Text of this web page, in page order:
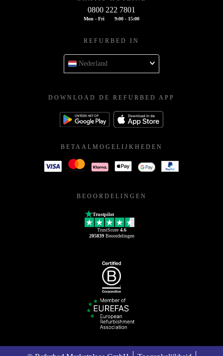
0800 222 7801
Mon - Fri 9:00 - 15:00
REFURBED IN
Nederland
DOWNLOAD DE REFURBED APP
BETAALMOGELIJKHEDEN
BEOORDELINGEN
Trustpilot
TrustScore 4.6
205839Beoordelingen